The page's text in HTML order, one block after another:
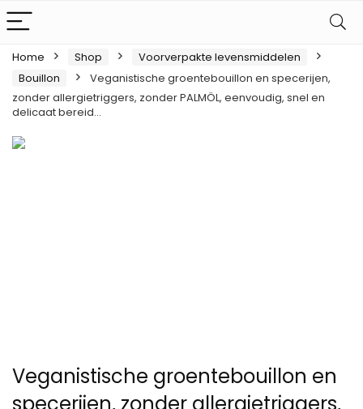
Home Shop
Voorverpakte levensmiddelen
Bouillon
Veganistische groentebouillon en specerijen,
zonder allergietriggers, zonder PALMÖL, eenvoudig, snel en
delicaat bereid…
Veganistische groentebouillon en